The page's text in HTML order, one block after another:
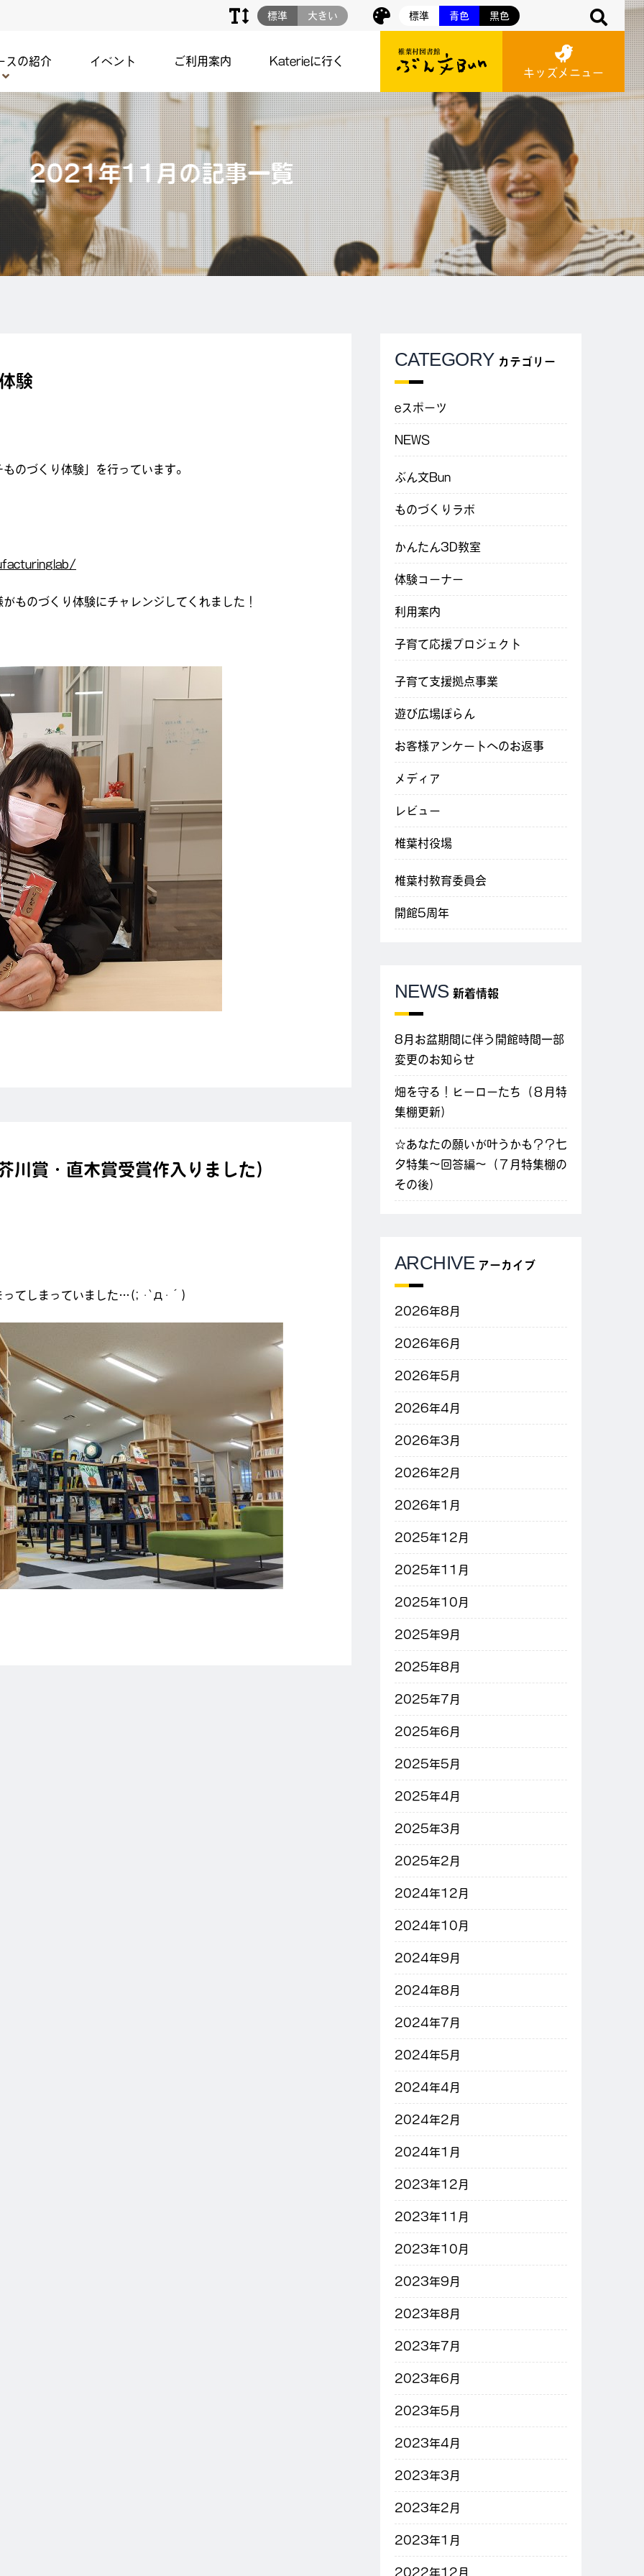
標準 青色 黒色
標準 大きい
スの紹介 イベント ご利用案内
Katerieに行く
キッズメニュー
2021年11月の記事一覧
験
のづくり体験」を行っています。
ものづくり体験にチャレンジしてくれました！
賞・直木賞受賞作入りました）
ってしまっていました…(; ･`д･´)
CATEGORY カテゴリー
eスポーツ
NEWS
ぶん文Bun
ものづくりラボ
かんたん3D教室
体験コーナー
利用案内
子育て応援プロジェクト
子育て支援拠点事業
遊び広場ぽらん
お客様アンケートへのお返事
メディア
レビュー
椎葉村役場
椎葉村教育委員会
開館5周年
NEWS 新着情報
8月お盆期間に伴う開館時間一部
変更のお知らせ
畑を守る！ヒーローたち（８月特
集棚更新）
☆あなたの願いが叶うかも？？七
夕特集～回答編～（７月特集棚の
その後）
ARCHIVE アーカイブ
2026年8月
2026年6月
2026年5月
2026年4月
2026年3月
2026年2月
2026年1月
2025年12月
2025年11月
2025年10月
2025年9月
2025年8月
2025年7月
2025年6月
2025年5月
2025年4月
2025年3月
2025年2月
2024年12月
2024年10月
2024年9月
2024年8月
2024年7月
2024年5月
2024年4月
2024年2月
2024年1月
2023年12月
2023年11月
2023年10月
2023年9月
2023年8月
2023年7月
2023年6月
2023年5月
2023年4月
2023年3月
2023年2月
2023年1月
2022年12月